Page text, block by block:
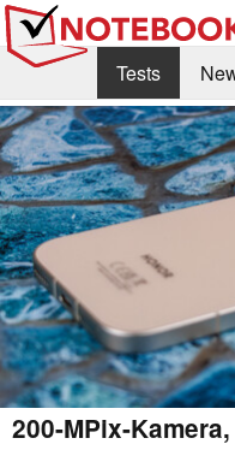
Tests
Benchmarks & Tech
Kaufberatung
Deals
Forum
200-MPix-